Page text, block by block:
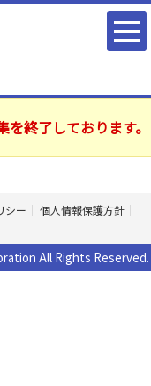
終了しております。
シー
個人情報保護方針
All Rights Reserved.